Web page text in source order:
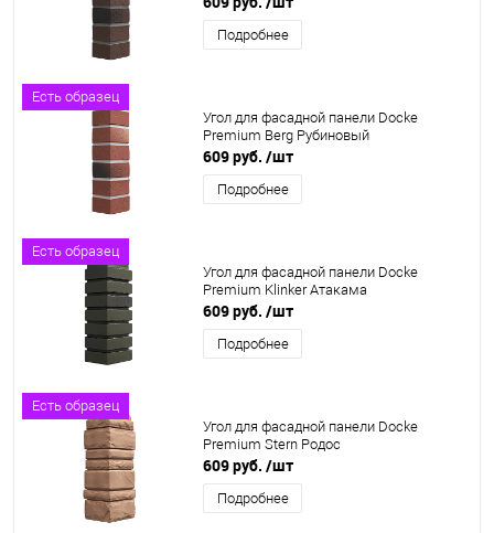
Подробнее
Есть образец
Угол для фасадной панели Docke
Premium Berg Рубиновый
609 руб. /шт
Подробнее
Есть образец
Угол для фасадной панели Docke
Premium Klinker Атакама
609 руб. /шт
Подробнее
Есть образец
Угол для фасадной панели Docke
Premium Stern Родос
609 руб. /шт
Подробнее